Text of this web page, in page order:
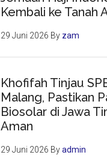
Kembali ke Tanah
29 Juni 2026 By zam
Khofifah Tinjau
Malang, Pastikan
Biosolar di Jawa
Aman
29 Juni 2026 Byadmin